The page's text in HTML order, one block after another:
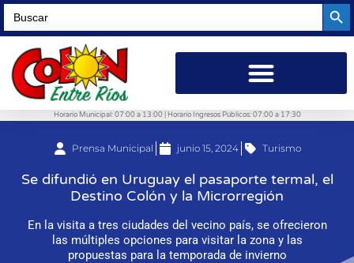
Search
for:
Horario Municipal: 07:00 a 13:00 | Horario Ingresos Públicos: 07:00 a 17:30
Prensa Municipal junio 15, 2024 Turismo
Se difundió en Uruguay el pasaporte termal, el
Destino Colón y la Microrregión
En la visita a tres ciudades del vecino país, se ofrecieron
las múltiples opciones para visitar la zona y las
propuestas para la temporada de invierno